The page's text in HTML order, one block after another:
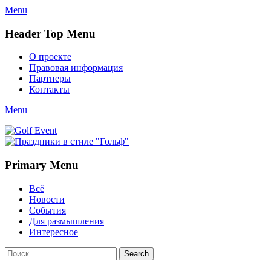
Menu
Header Top Menu
Skip
content
О проекте
Правовая информация
Партнеры
Контакты
Twitter
Email
YouTube
Website
Link
Menu
Golf Event
СМИ о гольфе, гольф-события, новости гольфа. Russian golf
Primary Menu
Skip
content
Всё
Новости
События
Для размышления
Интересное
Search
Search
for: